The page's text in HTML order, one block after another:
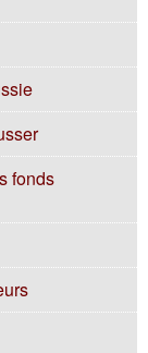
fonds